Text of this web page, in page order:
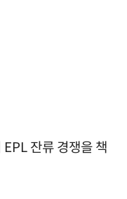
잔류 경쟁을 책